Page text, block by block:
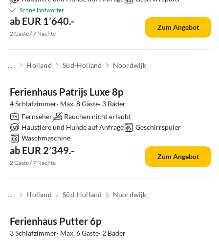
Schnellantworter
ab EUR 1’640.-
2 Gäste / 7 Nächte
Zum Angebot
. . . Holland Süd-Holland Noordwijk
Ferienhaus Patrijs Luxe 8p
4 Schlafzimmer· Max. 8 Gäste· 3 Bäder
Fernseher
Rauchen nicht erlaubt
Haustiere und Hunde auf Anfrage
Geschirrspüler
Waschmaschine
ab EUR 2’349.-
2 Gäste / 7 Nächte
Zum Angebot
. . . Holland Süd-Holland Noordwijk
Ferienhaus Putter 6p
3 Schlafzimmer· Max. 6 Gäste· 2 Bäder